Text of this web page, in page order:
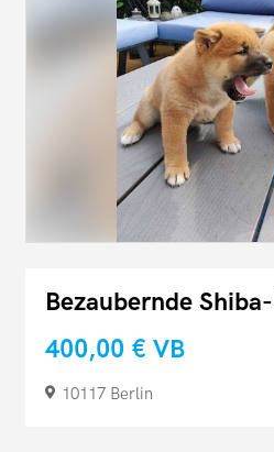
Bezaubernde
400,00 € VB
10117 Berlin